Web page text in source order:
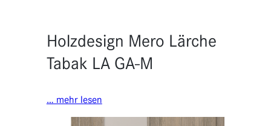
Holzdesign Mero Lärche
Tabak LA GA-M
… mehr lesen